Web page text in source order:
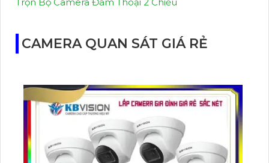
CAMERA QUAN SÁT GIÁ RẺ